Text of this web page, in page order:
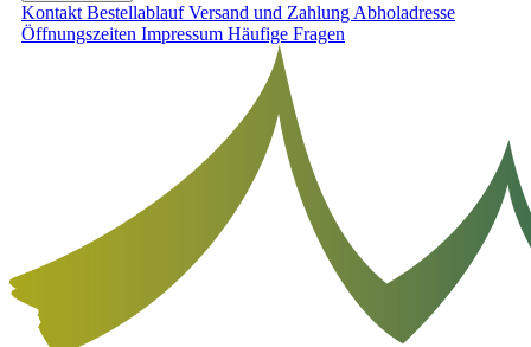
Kontakt BestellablaufVersand und Zahlung Abholadresse
Öffnungszeiten Impressum Häufige Fragen